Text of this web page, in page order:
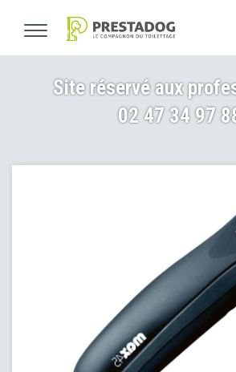
Site réservé aux
02 47 34 97